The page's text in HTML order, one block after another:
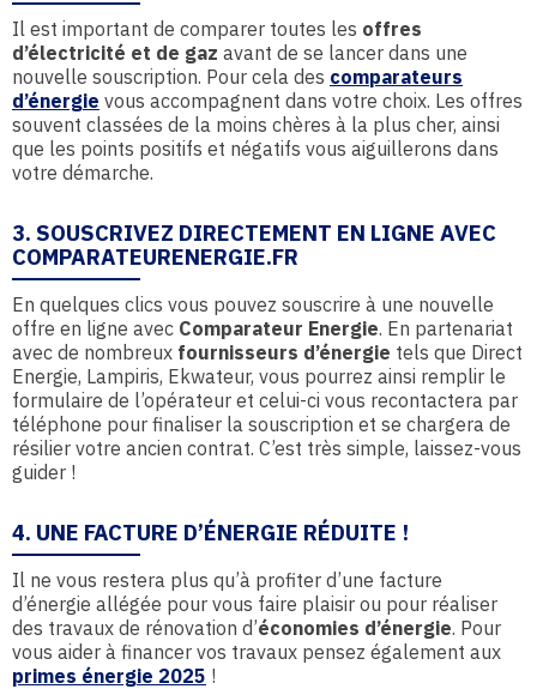
Il est important de comparer toutes les offres
d’électricité et de gaz avant de se lancer dans une
nouvelle souscription. Pour cela des comparateurs
d’énergie vous accompagnent dans votre choix. Les offres
souvent classées de la moins chères à la plus cher, ainsi
que les points positifs et négatifs vous aiguillerons dans
votre démarche.
3. SOUSCRIVEZ DIRECTEMENT EN LIGNE AVEC
COMPARATEURENERGIE.FR
En quelques clics vous pouvez souscrire à une nouvelle
offre en ligne avec Comparateur Energie. En partenariat
avec de nombreux fournisseurs d’énergie tels que Direct
Energie, Lampiris, Ekwateur, vous pourrez ainsi remplir le
formulaire de l’opérateur et celui-ci vous recontactera par
téléphone pour finaliser la souscription et se chargera de
résilier votre ancien contrat. C’est très simple, laissez-vous
guider !
4. UNE FACTURE D’ÉNERGIE RÉDUITE !
Il ne vous restera plus qu’à profiter d’une facture
d’énergie allégée pour vous faire plaisir ou pour réaliser
des travaux de rénovation d’économies d’énergie. Pour
vous aider à financer vos travaux pensez également aux
primes énergie 2025 !